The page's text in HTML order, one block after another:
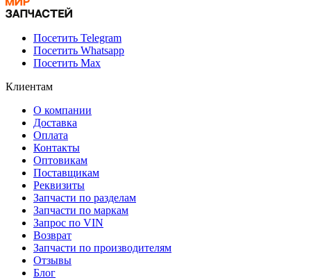
Посетить Telegram
Посетить Whatsapp
Посетить Max
Клиентам
О компании
Доставка
Оплата
Контакты
Оптовикам
Поставщикам
Реквизиты
Запчасти по разделам
Запчасти по маркам
Запрос по VIN
Возврат
Запчасти по производителям
Отзывы
Блог